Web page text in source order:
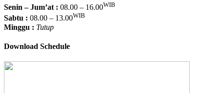
Senin – Jum’at : 08.00 – 16.00WIB
Sabtu : 08.00 – 13.00WIB
Minggu : Tutup
Download Schedule